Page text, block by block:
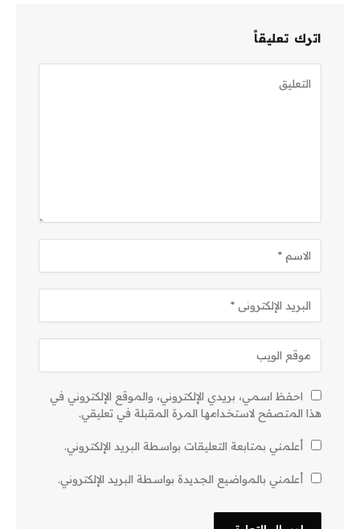
اترك تعليقاً
احفظ اسمي، بريدي الإلكتروني، والموقع الإلكتروني في
هذا المتصفح لاستخدامها المرة المقبلة في تعليقي.
أعلمني بمتابعة التعليقات بواسطة البريد الإلكتروني.
أعلمني بالمواضيع الجديدة بواسطة البريد الإلكتروني.